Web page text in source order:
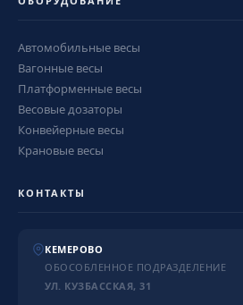
Автомобильные весы
Вагонные весы
Платформенные весы
Весовые дозаторы
Конвейерные весы
Крановые весы
КОНТАКТЫ
КЕМЕРОВО
ОБОСОБЛЕННОЕ ПОДРАЗДЕЛЕНИЕ
УЛ. КУЗБАССКАЯ, 31